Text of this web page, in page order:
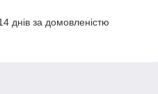
днів за домовленістю